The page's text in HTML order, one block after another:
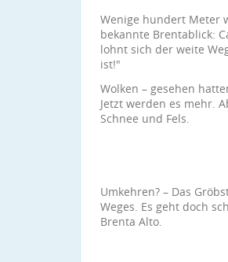
Wenige hundert Meter
bekannte Brentablick:
lohnt sich der weite
ist!"
Wolken – gesehen
Jetzt werden es mehr.
Schnee und Fels.
Umkehren? – Das
Weges. Es geht doch
Brenta Alto.